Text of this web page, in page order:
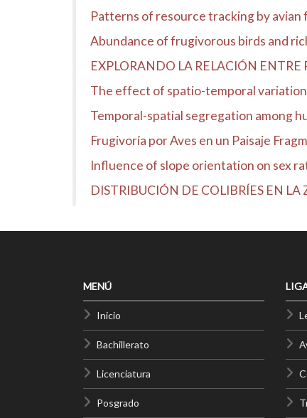
Patterns of resource tracking by avian
Abundance of frugivorous birds and
EXPLORANDO LA RELACIÓN ENTRE
The effect of spatio-temporal
Temporal-spatial segregation among
Frugivoría por Aves en un Paisaje
Influence of slope orientation on sex
DISTRIBUCIÓN DE COLIBRÍES EN
MENÚ
Inicio
Bachillerato
Licenciatura
Posgrado